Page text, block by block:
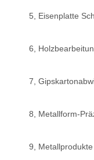
5, Eisenplatte
6,
7,
8, Metallform-
9,